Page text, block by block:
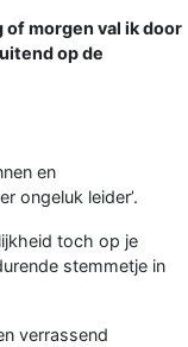
of morgen val ik door
op de
en
ongeluk leider’.
toch op je
stemmetje in
verrassend